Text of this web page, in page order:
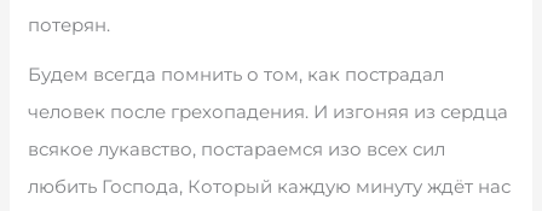
потерян.
Будем всегда помнить о том, как пострадал
человек после грехопадения. И изгоняя из сердца
всякое лукавство, постараемся изо всех сил
любить Господа, Который каждую минуту ждёт нас